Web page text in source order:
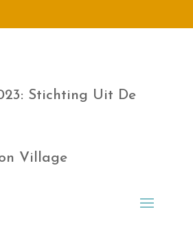
Stichting Uit De
Village